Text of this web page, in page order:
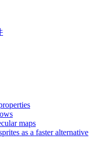
maps
as a faster alternative